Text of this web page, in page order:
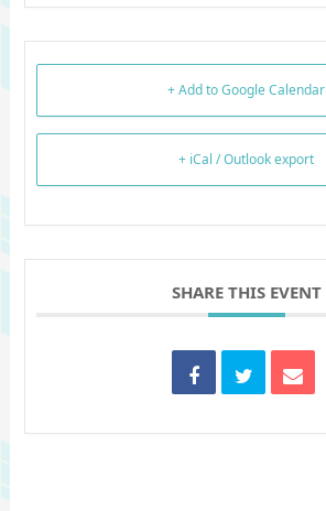
+ Add to Google Calendar
+ iCal / Outlook export
SHARE THIS EVENT